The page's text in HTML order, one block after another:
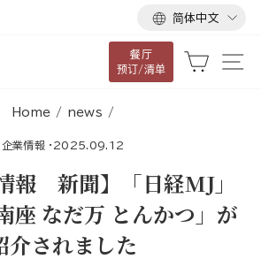
语
言
简体中文
餐厅
预订/清单
大车
Home / news /
企業情報 · 2025.09.12
報 新聞】「日経MJ」
座 なだ万 とんかつ」が
介されました